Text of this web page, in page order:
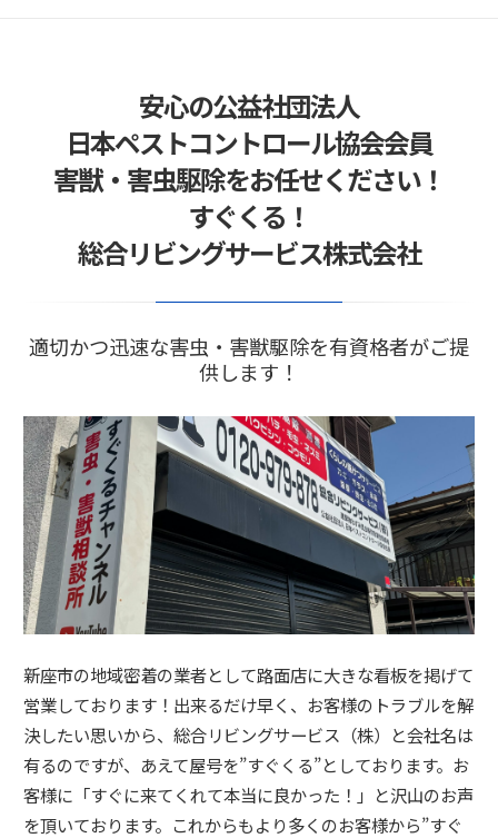
2025/10/02
悪徳業者にだまされない！「日本ペストコントロ
ール協会」所属…
2026/04/09
【注意喚起】そのネズミ駆除、法律違反かも？屋
根上の粘着トラ…
安心の公益社団法人
日本ペストコントロール協会会員
害獣・害虫駆除をお任せください！
すぐくる！
総合リビングサービス株式会社
適切かつ迅速な害虫・害獣駆除を有資格者がご提
供します！
新座市の地域密着の業者として路面店に大きな看板を掲げて
営業しております！出来るだけ早く、お客様のトラブルを解
決したい思いから、総合リビングサービス（株）と会社名は
有るのですが、あえて屋号を”すぐくる”としております。お
客様に「すぐに来てくれて本当に良かった！」と沢山のお声
を頂いております。これからもより多くのお客様から”すぐ